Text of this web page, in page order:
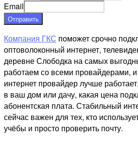
Email
Отправить
Компания ГКС поможет срочно
оптоволоконный интернет,
деревне Слободка на самых
работаем со всеми провайдерами,
интернет провайдер лучше
в ваш дом или дачу, какая цена
абонентская плата. Стабильный
сейчас важен для тех, кто
учёбы и просто проверить почту.